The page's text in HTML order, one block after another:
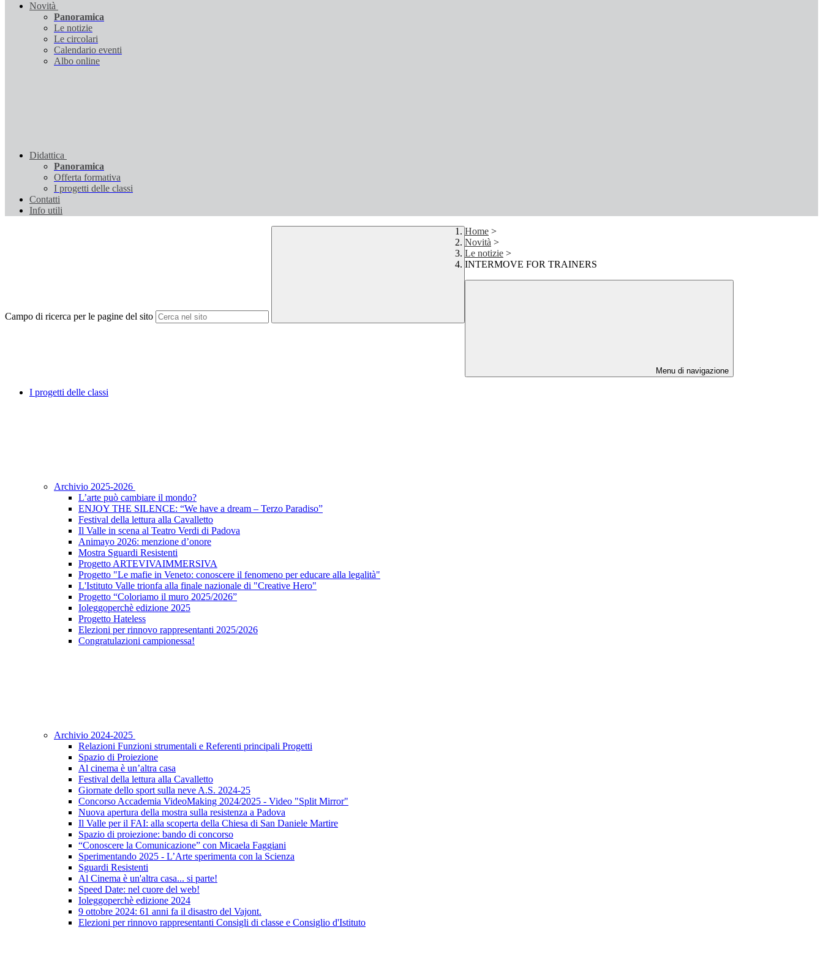
Novità
Panoramica
Le notizie
Le circolari
Calendario eventi
Albo online
Didattica
Panoramica
Offerta formativa
I progetti delle classi
Contatti
Info utili
Campo di ricerca per le pagine del sito
Home >
Novità >
Le notizie >
INTERMOVE FOR TRAINERS
Menu di navigazione
I progetti delle classi
Archivio 2025-2026
L’arte può cambiare il mondo?
ENJOY THE SILENCE: “We have a dream – Terzo Paradiso”
Festival della lettura alla Cavalletto
Il Valle in scena al Teatro Verdi di Padova
Animayo 2026: menzione d’onore
Mostra Sguardi Resistenti
Progetto ARTEVIVAIMMERSIVA
Progetto "Le mafie in Veneto: conoscere il fenomeno per educare alla legalità"
L'Istituto Valle trionfa alla finale nazionale di "Creative Hero"
Progetto “Coloriamo il muro 2025/2026”
Ioleggoperchè edizione 2025
Progetto Hateless
Elezioni per rinnovo rappresentanti 2025/2026
Congratulazioni campionessa!
Archivio 2024-2025
Relazioni Funzioni strumentali e Referenti principali Progetti
Spazio di Proiezione
Al cinema è un’altra casa
Festival della lettura alla Cavalletto
Giornate dello sport sulla neve A.S. 2024-25
Concorso Accademia VideoMaking 2024/2025 - Video "Split Mirror"
Nuova apertura della mostra sulla resistenza a Padova
Il Valle per il FAI: alla scoperta della Chiesa di San Daniele Martire
Spazio di proiezione: bando di concorso
“Conoscere la Comunicazione” con Micaela Faggiani
Sperimentando 2025 - L’Arte sperimenta con la Scienza
Sguardi Resistenti
Al Cinema è un'altra casa... si parte!
Speed Date: nel cuore del web!
Ioleggoperchè edizione 2024
9 ottobre 2024: 61 anni fa il disastro del Vajont.
Elezioni per rinnovo rappresentanti Consigli di classe e Consiglio d'Istituto